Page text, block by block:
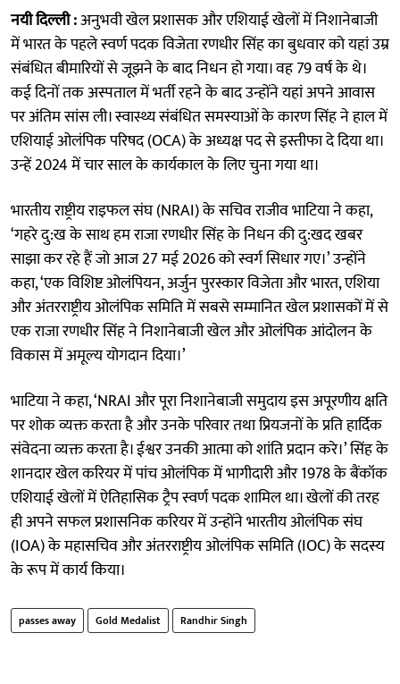
नयी दिल्ली :अनुभवी खेल प्रशासक और एशियाई खेलों में निशानेबाजी
में भारत के पहले स्वर्ण पदक विजेता रणधीर सिंह का बुधवार को यहां उम्र
संबंधित बीमारियों से जूझने के बाद निधन हो गया। वह 79 वर्ष के थे।
कई दिनों तक अस्पताल में भर्ती रहने के बाद उन्होंने यहां अपने आवास
पर अंतिम सांस ली। स्वास्थ्य संबंधित समस्याओं के कारण सिंह ने हाल में
एशियाई ओलंपिक परिषद (OCA) के अध्यक्ष पद से इस्तीफा दे दिया था।
उन्हें 2024 में चार साल के कार्यकाल के लिए चुना गया था।
भारतीय राष्ट्रीय राइफल संघ (NRAI) के सचिव राजीव भाटिया ने कहा,
‘गहरे दु:ख के साथ हम राजा रणधीर सिंह के निधन की दु:खद खबर
साझा कर रहे हैं जो आज 27 मई 2026 को स्वर्ग सिधार गए।’ उन्होंने
कहा, ‘एक विशिष्ट ओलंपियन, अर्जुन पुरस्कार विजेता और भारत, एशिया
और अंतरराष्ट्रीय ओलंपिक समिति में सबसे सम्मानित खेल प्रशासकों में से
एक राजा रणधीर सिंह ने निशानेबाजी खेल और ओलंपिक आंदोलन के
विकास में अमूल्य योगदान दिया।’
भाटिया ने कहा, ‘NRAI और पूरा निशानेबाजी समुदाय इस अपूरणीय क्षति
पर शोक व्यक्त करता है और उनके परिवार तथा प्रियजनों के प्रति हार्दिक
संवेदना व्यक्त करता है। ईश्वर उनकी आत्मा को शांति प्रदान करे।’ सिंह के
शानदार खेल करियर में पांच ओलंपिक में भागीदारी और 1978 के बैंकॉक
एशियाई खेलों में ऐतिहासिक ट्रैप स्वर्ण पदक शामिल था। खेलों की तरह
ही अपने सफल प्रशासनिक करियर में उन्होंने भारतीय ओलंपिक संघ
(IOA) के महासचिव और अंतरराष्ट्रीय ओलंपिक समिति (IOC) के सदस्य
के रूप में कार्य किया।
passes away Gold Medalist Randhir Singh